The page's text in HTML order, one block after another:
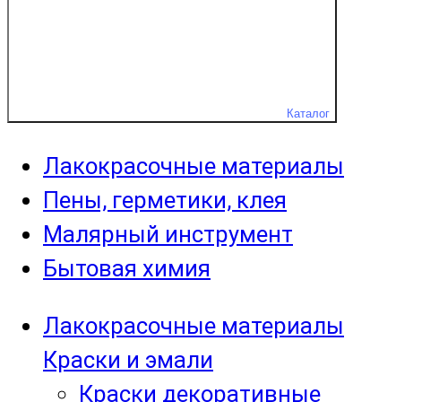
Каталог
Лакокрасочные материалы
Пены, герметики, клея
Малярный инструмент
Бытовая химия
Лакокрасочные материалы
Краски и эмали
Краски декоративные